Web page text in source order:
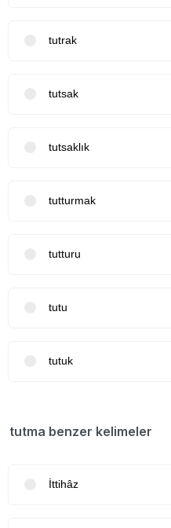
tutrak
tutsak
tutsaklık
tutturmak
tutturu
tutu
tutuk
tutma benzer kelimeler
İttihâz